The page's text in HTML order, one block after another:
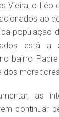
Vieira, o Léo
ao
população
está a
bairro
dos
as
continuar